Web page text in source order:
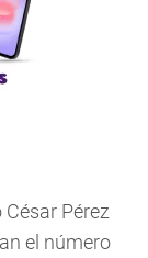
Pérez
el número